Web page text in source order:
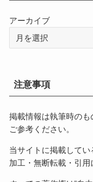
アーカイブ
注意事項
掲載情報は執筆時のも
ご参考ください。
当サイトに掲載して
加工・無断転載・引用